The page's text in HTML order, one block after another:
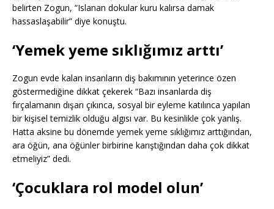
belirten Zogun, “Islanan dokular kuru kalırsa damak
hassaslaşabilir” diye konuştu.
‘Yemek yeme sıklığımız arttı’
Zogun evde kalan insanların diş bakımının yeterince özen
göstermediğine dikkat çekerek “Bazı insanlarda diş
fırçalamanın dışarı çıkınca, sosyal bir eyleme katılınca yapılan
bir kişisel temizlik olduğu algısı var. Bu kesinlikle çok yanlış.
Hatta aksine bu dönemde yemek yeme sıklığımız arttığından,
ara öğün, ana öğünler birbirine karıştığından daha çok dikkat
etmeliyiz” dedi.
‘Çocuklara rol model olun’